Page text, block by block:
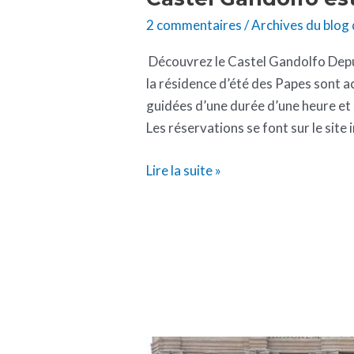
2 commentaires /Archives du blog
Découvrez le Castel Gandolfo
la résidence d’été des Papes sont
guidées d’une durée d’une heure
Les réservations se font sur le site
Lire la suite »
Visiter